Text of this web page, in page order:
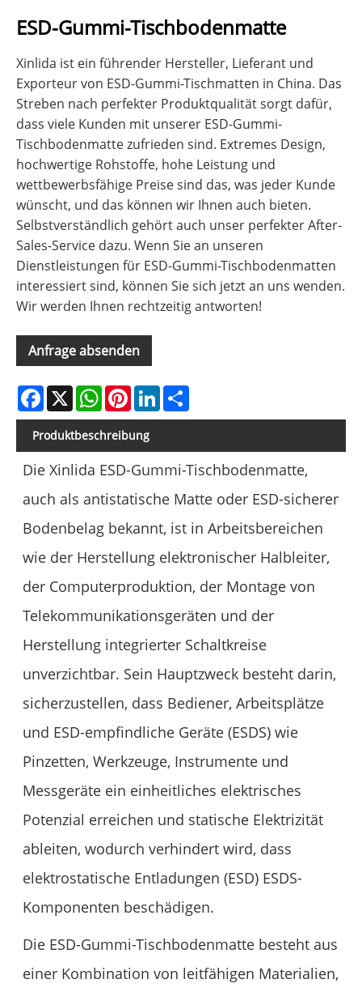
ESD-Gummi-Tischbodenmatte
Xinlida ist ein führender Hersteller, Lieferant und
Exporteur von ESD-Gummi-Tischmatten in China. Das
Streben nach perfekter Produktqualität sorgt dafür,
dass viele Kunden mit unserer ESD-Gummi-
Tischbodenmatte zufrieden sind. Extremes Design,
hochwertige Rohstoffe, hohe Leistung und
wettbewerbsfähige Preise sind das, was jeder Kunde
wünscht, und das können wir Ihnen auch bieten.
Selbstverständlich gehört auch unser perfekter After-
Sales-Service dazu. Wenn Sie an unseren
Dienstleistungen für ESD-Gummi-Tischbodenmatten
interessiert sind, können Sie sich jetzt an uns wenden.
Wir werden Ihnen rechtzeitig antworten!
Anfrage absenden
Facebook
X WhatsApp
PinterestLinkedIn
Produktbeschreibung
Die Xinlida ESD-Gummi-Tischbodenmatte,
auch als antistatische Matte oder ESD-sicherer
Bodenbelag bekannt, ist in Arbeitsbereichen
wie der Herstellung elektronischer Halbleiter,
der Computerproduktion, der Montage von
Telekommunikationsgeräten und der
Herstellung integrierter Schaltkreise
unverzichtbar. Sein Hauptzweck besteht darin,
sicherzustellen, dass Bediener, Arbeitsplätze
und ESD-empfindliche Geräte (ESDS) wie
Pinzetten, Werkzeuge, Instrumente und
Messgeräte ein einheitliches elektrisches
Potenzial erreichen und statische Elektrizität
ableiten, wodurch verhindert wird, dass
elektrostatische Entladungen (ESD) ESDS-
Komponenten beschädigen.
Die ESD-Gummi-Tischbodenmatte besteht aus
einer Kombination von leitfähigen Materialien,